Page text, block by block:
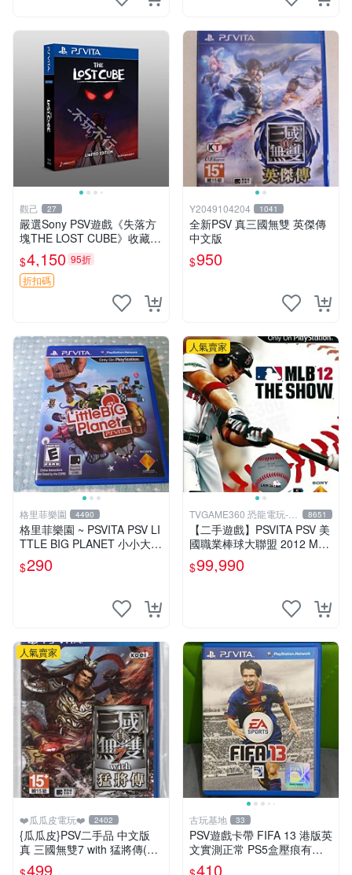
觀己 27
嚴選Sony PSV遊戲《失落方
塊THE LOST CUBE》收藏
版，英語原裝未拆封 失落方
塊 THE LOST CUBE PSV 精
華版 新作 權杖
$4,150 95折
折扣碼
Y2049104204 1041
全新PSV 真三國無雙 英傑傳
中文版
$950
格里菲樂園 4490
格里菲樂園 ~ PSVITA PSV LI
TTLE BIG PLANET 小小大星
球 美版
$290
人氣賣家
TVGAME360 恐龍電玩-台
中店
8651
【二手遊戲】PSVITA PSV 美
國職業棒球大聯盟 2012 MLB
THE SHOW 12 英文版 【台
中恐龍電玩】
$99,990
人氣賣家
❤️瓜瓜皮電玩❤️ 2402
{瓜瓜皮}PSV二手品 中文版
真 三國無雙7 with 猛將傳(遊
戲都能回收)
499
古玩基地 33
PSV遊戲卡帶 FIFA 13 港版英
文實測正常 PS5盒壓痕有圖
可驗收 FIFA 13 PSV 港版 游
410